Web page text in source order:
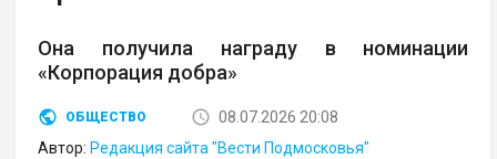
Она получила награду в номинации
«Корпорация добра»
ОБЩЕСТВО
08.07.2026 20:08
Автор: Редакция сайта "Вести Подмосковья"